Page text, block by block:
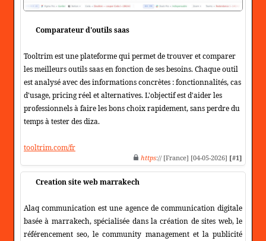
Comparateur d'outils saas
Tooltrim est une plateforme qui permet de trouver et comparer
les meilleurs outils saas en fonction de ses besoins. Chaque outil
est analysé avec des informations concrètes : fonctionnalités, cas
d'usage, pricing réel et alternatives. L'objectif est d'aider les
professionnels à faire les bons choix rapidement, sans perdre du
temps à tester des diza.
tooltrim.com/fr
https:// [France] [04-05-2026] [#1]
Creation site web marrakech
Alaq communication est une agence de communication digitale
basée à marrakech, spécialisée dans la création de sites web, le
référencement seo, le community management et la publicité